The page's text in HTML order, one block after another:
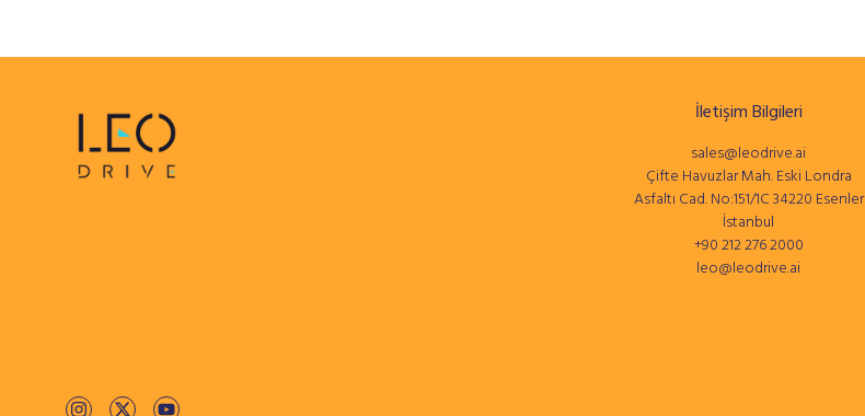
İletişim Bilgileri
sales@leodrive.ai
Çifte Havuzlar Mah. Eski Londra
Asfaltı Cad. No:151/1C 34220 Esenler
İstanbul
+90 212 276 2000
leo@leodrive.ai